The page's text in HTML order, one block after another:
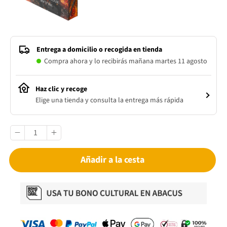
Entrega a domicilio o recogida en tienda
Compra ahora y lo recibirás mañana martes 11 agosto
Haz clic y recoge
Elige una tienda y consulta la entrega más rápida
Añadir a la cesta